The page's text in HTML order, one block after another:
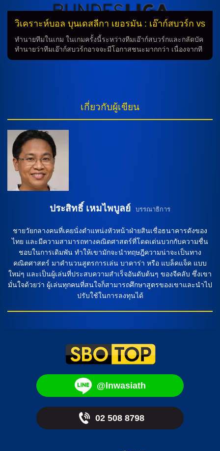
วิเคราะห์บอล บุนเดสลีกา เยอรมัน : เอ๊าก์สบวร์ก vs
กลัดบัค
ทำนายทีมในเกม ในเกมครั้งนี้ระหว่างทีมเอ๊าก์สบวร์กและกลัดบัค
ทำนายว่าทีมเอ๊าก์สบวร์กอาจจะมีโอกาสชนะมากกว่า เนื่องจากที
มกลัดบัคไม่มีผู้เล่นสำคัญอย่าง โจ สคัลลี่ ที่ติดโทษและฟิลิปป์
และมีฟาเบียน รีเดอ และอเล็กซิส โคล้ด-มอริซในแนวรุก เพื่อ
สร้างความสามารถในการเสริมรักในการโจมตี การอัพเดตทีมก
ลัดบัค ในขณะที่ทีมกลัดบัคจะต้องเล่นโดยไม่มีโจ สคัลลี่และฟิลิ
ปป์ ซานเดอร์ หลังจากที่ทั้งคู่ติดโทษและบาดเจ็บ แต่ก็ยังมีบอกเล่า
เยียวยาอยู่ใน มาร์วิน ฟรีดริค และยานนิค เอนเจลฮาร์ดต์ ที่จะ
ช่วยเสริมแรงในการป้องกันและโจมตีของทีม ทำนายผลบอล จาก
การวิเคราะห์ฟุตบอล ทำนายว่าทีมเอ๊าก์สบวร์กอาจจะชนะในเกม
นี้ เนื่องจากมีประสิทธิภาพดีกว่าทีมกลัดบัค โดยมีโอกาสเป็นไป
ได้ที่ทีมเอ๊าก์สบวร์กจะเก็บชัยไปได้ตามคาด ดังนั้น รอให้ดูผลการ
แข่งขันว่าทำนายเป็นจริงหรือไม่ และพบกันในการดูบอลสด
วิเคราะห์บอลในเวทีนาฬิกายุร การทำนายผลบอลไม่เพียงแค่การ
ดูสถิติของทีมและผู้เล่น แต่ยังควรพิจารณาถึงบรรยากาศและเวที
การแข่งขันด้วย ในเกมของทีมเอ๊าก์สบวร์กและกลัดบัคที่จะมีการ
แข่งขันบนเวทีนาฬิกายุร เวทีที่มีประวัติความสำคัญและอาจมี
ผลกระทบต่อผลการแข่งขัน การทำนายในสภาพอากาศที่มี
อุณหภูมิสูง และความชื้นสูงในเวทีนาฬิกายุร อาจส่งผลต่อ
สมรรถนะของทีมทั้งสอง ทีมที่มีความพร้อมที่ดีกับสภาพอากาศอาจ
มีสิ่งได้เป็นอย่างมากในการเอ่ยชนะ บทบาทของผู้โค้ชในการ
ทำนายผลบอล ผู้โค้ชมีบทบาทสำคัญในการทำนายผลบอลไม่เพียง
แค่การเลือกตัวสมองและกลยุทธ์การเล่นทีม แต่ยังต้องสามารถ
เกี่ยวกับผู้เขียน
ประสิทธิ์ เหมไพบูลย์ บรรณาธิการ
ชายวัยกลางคนที่เคยนั่งตำแหน่งหัวหน้าฝ่ายสินเชื่อธนาคารดังของ
ไทย และมีความสามารถทางคณิตศาสตร์ที่โดดเด่นบวกกับความชื่น
ชอบในการเดิมพัน ทำให้เขามักจะนำทฤษฎีความน่าจะเป็นทาง
คณิตศาสตร์ มาคำนวนสูตรการเล่น บาคาร่า หรือ แบล็คแจ็ค แบบ
ใหม่ๆ และเป็นผู้เล่นที่ประสบความสำเร็จอันดับต้นๆ ของจีคลับ ซึ่งเขา
มั่นใจด้วยว่า ผู้เล่นทุกคนที่สนใจก็สามารถศึกษาสูตรของเขาและนำไป
ปรับใช้ในการลงทุนได้
@lnwasiath
02 508 8798